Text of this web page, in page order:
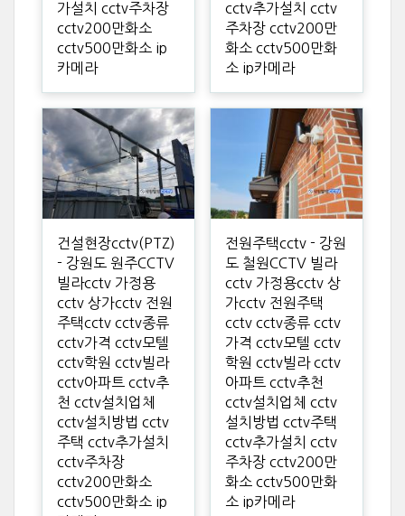
가설치 cctv주차장
cctv200만화소
cctv500만화소 ip
카메라
cctv추가설치 cctv
주차장 cctv200만
화소 cctv500만화
소 ip카메라
건설현장cctv(PTZ)
- 강원도 원주CCTV
빌라cctv 가정용
cctv 상가cctv 전원
주택cctv cctv종류
cctv가격 cctv모텔
cctv학원 cctv빌라
cctv아파트 cctv추
천 cctv설치업체
cctv설치방법 cctv
주택 cctv추가설치
cctv주차장
cctv200만화소
cctv500만화소 ip
전원주택cctv - 강원
도 철원CCTV 빌라
cctv 가정용cctv 상
가cctv 전원주택
cctv cctv종류 cctv
가격 cctv모텔 cctv
학원 cctv빌라 cctv
아파트 cctv추천
cctv설치업체 cctv
설치방법 cctv주택
cctv추가설치 cctv
주차장 cctv200만
화소 cctv500만화
소 ip카메라